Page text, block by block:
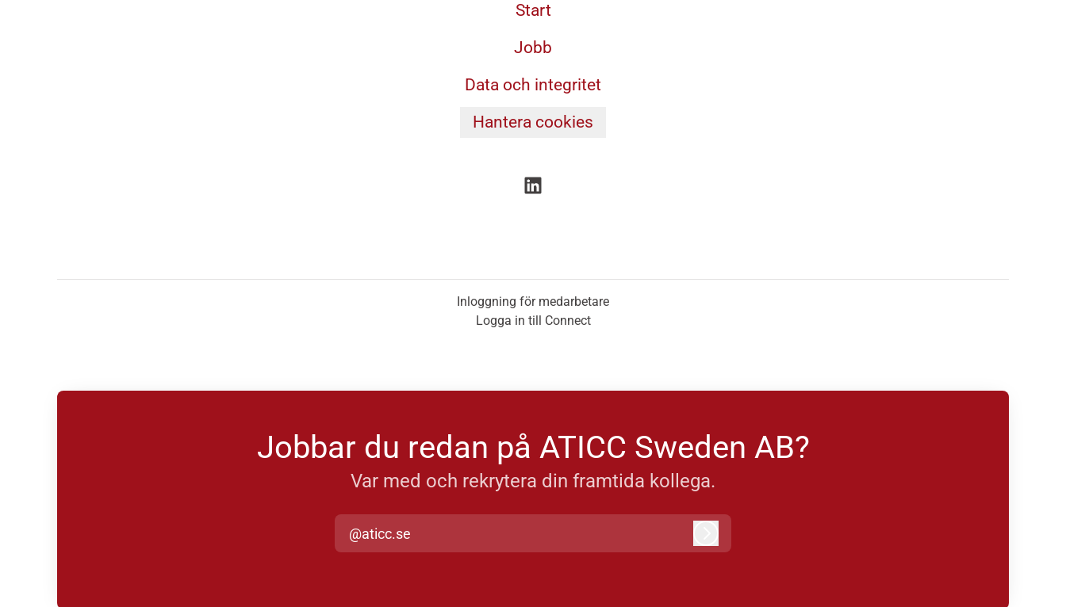
Start
Jobb
Data och integritet
Hantera cookies
Inloggning för medarbetare
Logga in till Connect
Jobbar du redan på ATICC Sweden AB?
Var med och rekrytera din framtida kollega.
@aticc.se